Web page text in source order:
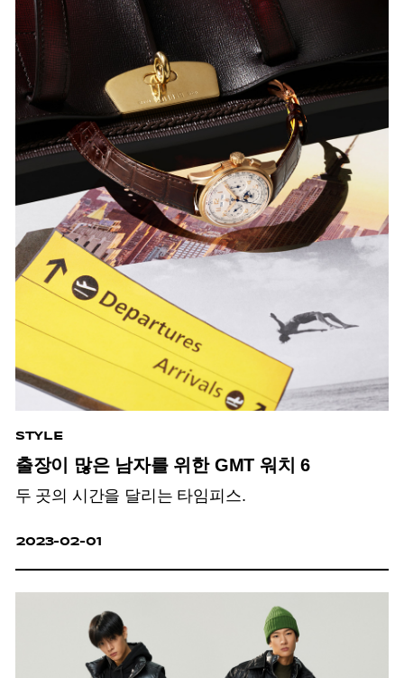
STYLE
출장이 많은 남자를 위한 GMT 워치 6
두 곳의 시간을 달리는 타임피스.
2023-02-01